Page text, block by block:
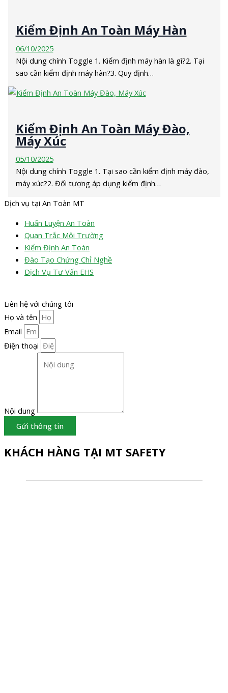
Kiểm Định An Toàn Máy Hàn
06/10/2025
Nội dung chính Toggle 1. Kiểm định máy hàn là gì?2. Tại
sao cần kiểm định máy hàn?3. Quy định…
Kiểm Định An Toàn Máy Đào,
Máy Xúc
05/10/2025
Nội dung chính Toggle 1. Tại sao cần kiểm định máy đào,
máy xúc?2. Đối tượng áp dụng kiểm định…
Dịch vụ tại An Toàn MT
Huấn Luyện An Toàn
Quan Trắc Môi Trường
Kiểm Định An Toàn
Đào Tạo Chứng Chỉ Nghề
Dịch Vụ Tư Vấn EHS
Liên hệ với chúng tôi
Họ và tên
Email
Điện thoại
Nội dung
Gửi thông tin
KHÁCH HÀNG TẠI MT SAFETY